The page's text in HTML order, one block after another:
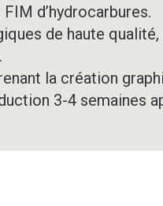
d’hydrocarbures.
de haute
la création
3-4 semaines